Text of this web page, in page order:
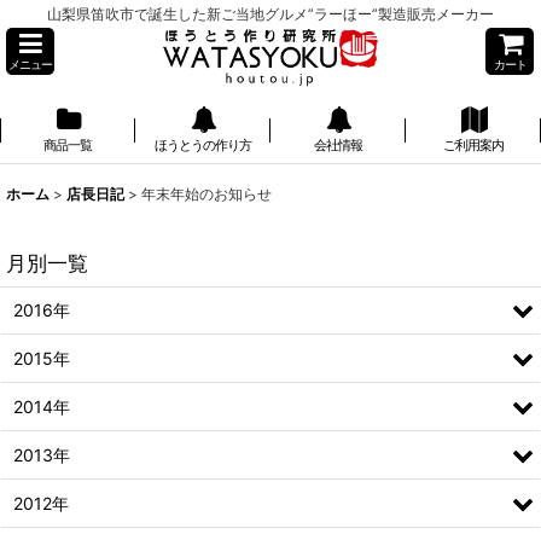
山梨県笛吹市で誕生した新ご当地グルメ”ラーほー”製造販売メーカー
メニュー カート
商品一覧 ほうとうの作り方 会社情報 ご利用案内
ホーム > 店長日記 > 年末年始のお知らせ
月別一覧
2016年
2015年
2014年
2013年
2012年